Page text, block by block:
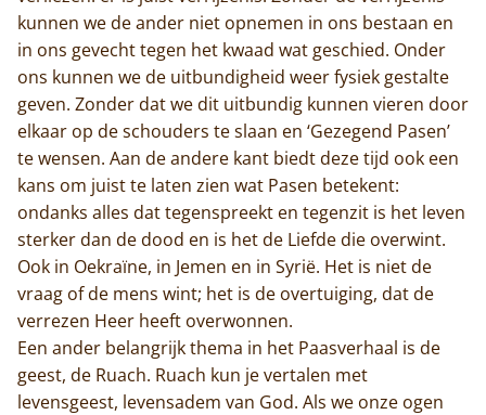
kunnen we de ander niet opnemen in ons bestaan en
in ons gevecht tegen het kwaad wat geschied. Onder
ons kunnen we de uitbundigheid weer fysiek gestalte
geven. Zonder dat we dit uitbundig kunnen vieren door
elkaar op de schouders te slaan en ‘Gezegend Pasen’
te wensen. Aan de andere kant biedt deze tijd ook een
kans om juist te laten zien wat Pasen betekent:
ondanks alles dat tegenspreekt en tegenzit is het leven
sterker dan de dood en is het de Liefde die overwint.
Ook in Oekraïne, in Jemen en in Syrië. Het is niet de
vraag of de mens wint; het is de overtuiging, dat de
verrezen Heer heeft overwonnen.
Een ander belangrijk thema in het Paasverhaal is de
geest, de Ruach. Ruach kun je vertalen met
levensgeest, levensadem van God. Als we onze ogen